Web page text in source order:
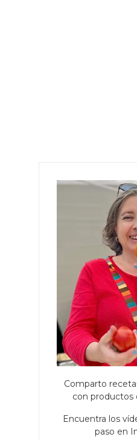
Comparto
con productos
Encuentra los
paso en